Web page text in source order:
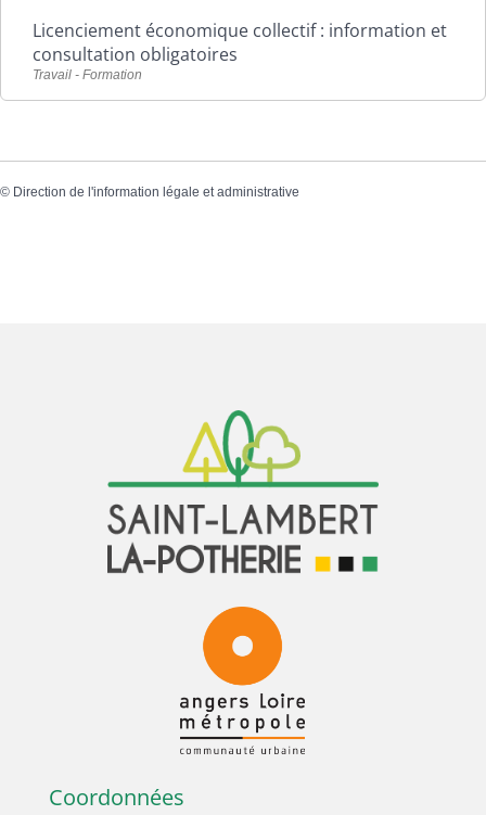
Licenciement économique collectif : information et
consultation obligatoires
Travail - Formation
© Direction de l'information légale et administrative
Coordonnées